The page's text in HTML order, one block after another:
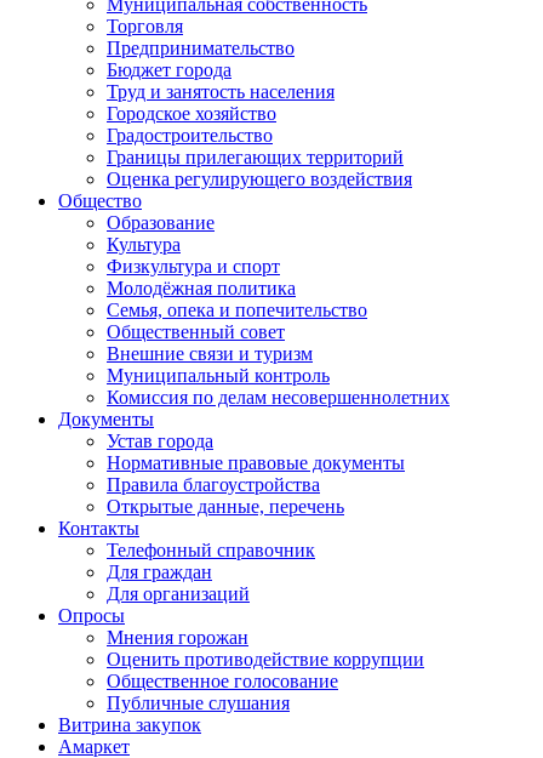
Муниципальная собственность
Торговля
Предпринимательство
Бюджет города
Труд и занятость населения
Городское хозяйство
Градостроительство
Границы прилегающих территорий
Оценка регулирующего воздействия
Общество
Образование
Культура
Физкультура и спорт
Молодёжная политика
Семья, опека и попечительство
Общественный совет
Внешние связи и туризм
Муниципальный контроль
Комиссия по делам несовершеннолетних
Документы
Устав города
Нормативные правовые документы
Правила благоустройства
Открытые данные, перечень
Контакты
Телефонный справочник
Для граждан
Для организаций
Опросы
Мнения горожан
Оценить противодействие коррупции
Общественное голосование
Публичные слушания
Витрина закупок
Амаркет